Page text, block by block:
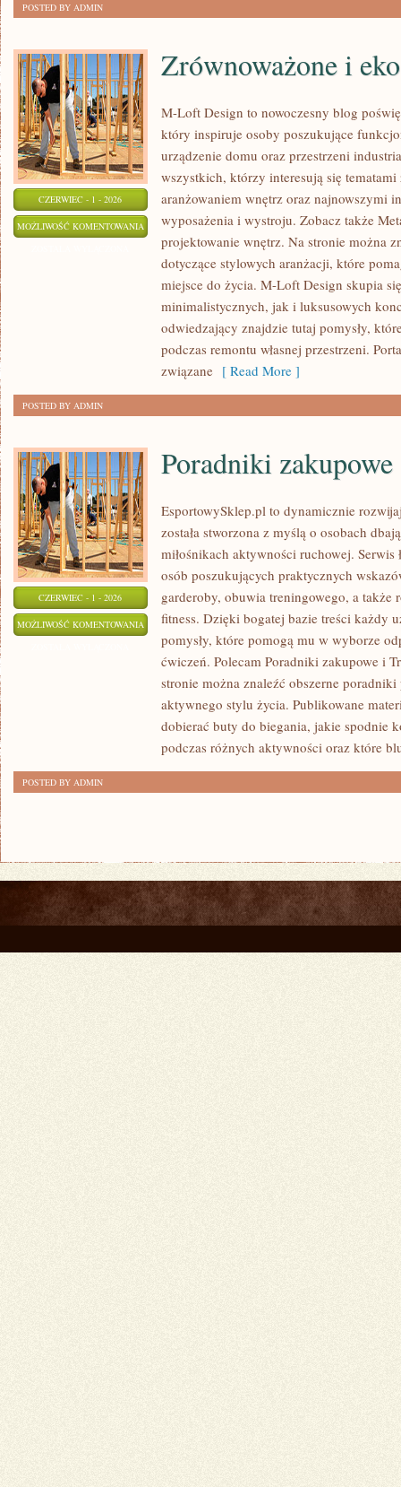
POSTED BY ADMIN
CZERWIEC - 1 - 2026
MOŻLIWOŚĆ KOMENTOWANIA ZRÓWNOWAŻONE
WNĘTRZA
Zrównoważone i
M-Loft Design to nowoczesny blog
który inspiruje osoby poszukujące
urządzenie domu oraz przestrzeni
wszystkich, którzy interesują się
aranżowaniem wnętrz oraz najnowszymi
wyposażenia i wystroju. Zobacz także
projektowanie wnętrz. Na stronie można
dotyczące stylowych aranżacji, które
miejsce do życia. M-Loft Design skupia
minimalistycznych, jak i luksusowych
odwiedzający znajdzie tutaj pomysły,
podczas remontu własnej przestrzeni.
związane [ Read More ]
POSTED BY ADMIN
CZERWIEC - 1 - 2026
MOŻLIWOŚĆ KOMENTOWANIA PORADNIKI
ZAKUPOWE
Poradniki zakupowe
EsportowySklep.pl to dynamicznie
została stworzona z myślą o osobach
miłośnikach aktywności ruchowej.
osób poszukujących praktycznych
garderoby, obuwia treningowego, a także
fitness. Dzięki bogatej bazie treści każdy
pomysły, które pomogą mu w wyborze
ćwiczeń. Polecam Poradniki zakupowe i
stronie można znaleźć obszerne poradniki
aktywnego stylu życia. Publikowane
dobierać buty do biegania, jakie spodnie
podczas różnych aktywności oraz które
POSTED BY ADMIN